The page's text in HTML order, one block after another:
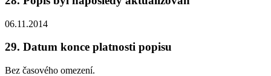
06.11.2014
29. Datum konce platnosti popisu
Bez časového omezení.